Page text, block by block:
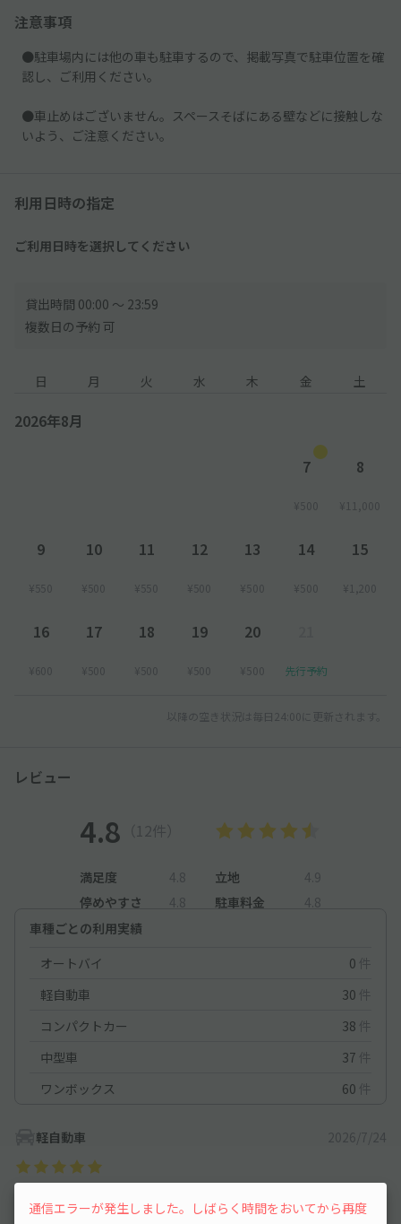
注意事項
●駐車場内には他の車も駐車するので、掲載写真で駐車位置を確
認し、ご利用ください。
●車止めはございません。スペースそばにある壁などに接触しな
いよう、ご注意ください。
利用日時の指定
ご利用日時を選択してください
貸出時間 00:00 〜 23:59
複数日の予約 可
日 月 火 水 木 金 土
2026年8月
7
¥500
8
¥11,000
9
¥550
10
¥500
11
¥550
12
¥500
13
¥500
14
¥500
15
¥1,200
16
¥600
17
¥500
18
¥500
19
¥500
20
¥500 先行予約
以降の空き状況は毎日24:00に更新されます。
レビュー
4.8 （12件）
満足度 4.8 立地
4.9
停めやすさ
4.8 駐車料金
4.8
車種ごとの利用実績
オートバイ
0 件
軽自動車
30 件
コンパクトカー
38 件
中型車
37 件
ワンボックス
60 件
軽自動車 2026/7/24
長良地区は一方通行とか、時間帯によっては進入禁止とかあっ
て、土地勘のない者には結構ややこしかったりするのですが、こ
通信エラーが発生しました。しばらく時間をおいてから再度